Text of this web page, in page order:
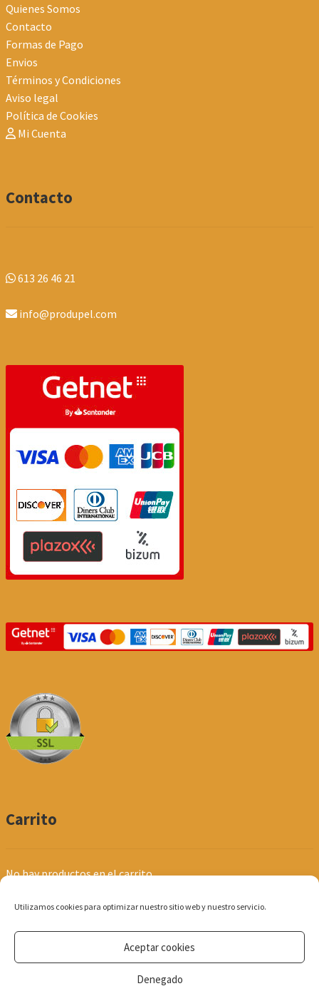
Utilizamos cookies para optimizar nuestro sitio web y nuestro servicio.
Aceptar cookies
Denegado
Quienes Somos
Contacto
Formas de Pago
Envios
Términos y Condiciones
Aviso legal
Política de Cookies
Mi Cuenta
Contacto
613 26 46 21
info@produpel.com
Carrito
No hay productos en el carrito.
© Produpel | Productos de Peluquería y Estética 2026